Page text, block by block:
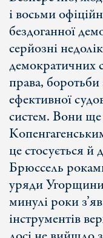
і восьми
бездоганної
серйозні
демократичних
права,
ефективної
систем. Вони ще
це стосується й
Брюссель
уряди
минулі роки
інструментів